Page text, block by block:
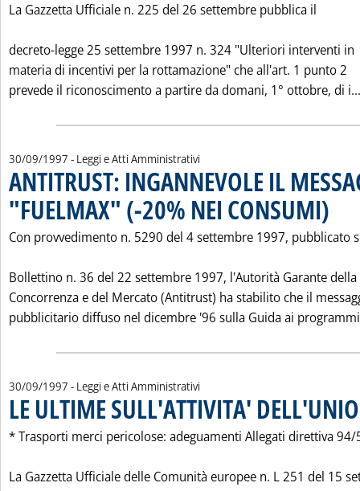
La Gazzetta Ufficiale n. 225 del 26 settembre pubblica il
decreto-legge 25 settembre 1997 n. 324 "Ulteriori interventi in
materia di incentivi per la rottamazione" che all'art. 1 punto 2
prevede il riconoscimento a partire da domani, 1° ottobre, di i...
30/09/1997 - Leggi e Atti Amministrativi
ANTITRUST: INGANNEVOLE IL
"FUELMAX" (-20% NEI CONSUMI)
Con provvedimento n. 5290 del 4 settembre 1997, pubblicato
Bollettino n. 36 del 22 settembre 1997, l'Autorità Garante della
Concorrenza e del Mercato (Antitrust) ha stabilito che il
pubblicitario diffuso nel dicembre '96 sulla Guida ai
30/09/1997 - Leggi e Atti Amministrativi
LE ULTIME SULL'ATTIVITA'
* Trasporti merci pericolose: adeguamenti Allegati direttiva 94/
La Gazzetta Ufficiale delle Comunità europee n. L 251 del 15